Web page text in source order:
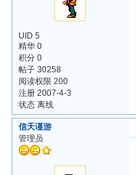
UID 5
精华 0
积分 0
帖子 30258
阅读权限 200
注册 2007-4-3
状态 离线
信天谨游
管理员